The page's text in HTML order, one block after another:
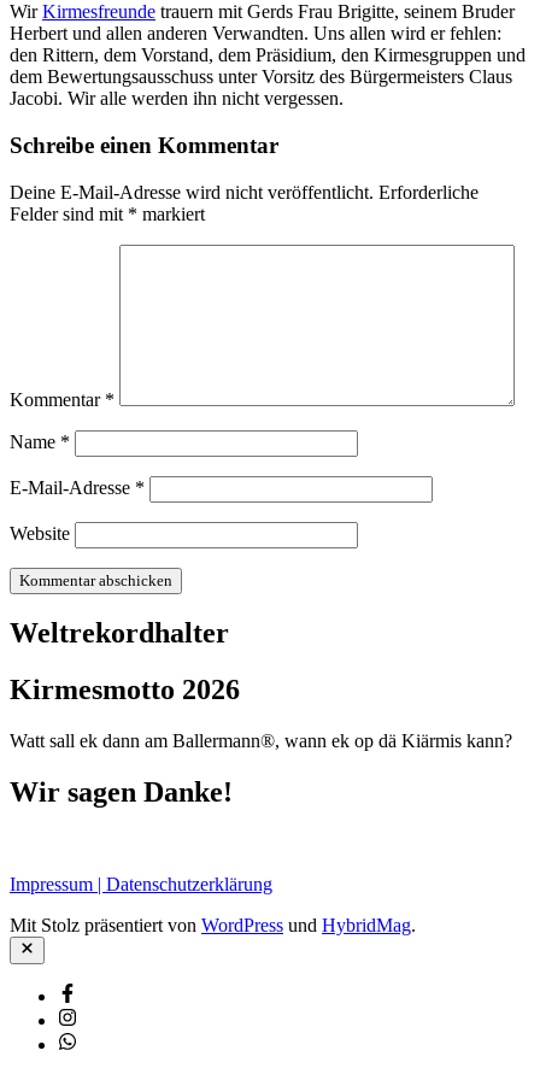
WirKirmesfreunde trauern mit Gerds Frau Brigitte, seinem Bruder
Herbert und allen anderen Verwandten. Uns allen wird er fehlen:
den Rittern, dem Vorstand, dem Präsidium, den Kirmesgruppen und
dem Bewertungsausschuss unter Vorsitz des Bürgermeisters Claus
Jacobi. Wir alle werden ihn nicht vergessen.
Schreibe einen Kommentar
Deine E-Mail-Adresse wird nicht veröffentlicht. Erforderliche
Felder sind mit * markiert
Kommentar *
Name *
E-Mail-Adresse *
Website
Weltrekordhalter
Kirmesmotto 2026
Watt sall ek dann am Ballermann®, wann ek op dä Kiärmis kann?
Wir sagen Danke!
Impressum | Datenschutzerklärung
Mit Stolz präsentiert von WordPress und HybridMag.
Schließen
Facebook
Instagram
Whatsapp